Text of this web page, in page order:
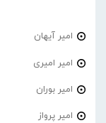
امیر آیهان
امیر امیری
امیر‌ بوران
امیر پرواز